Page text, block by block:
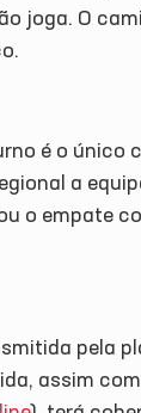
joga. O
é o único
a
o empate
pela
assim